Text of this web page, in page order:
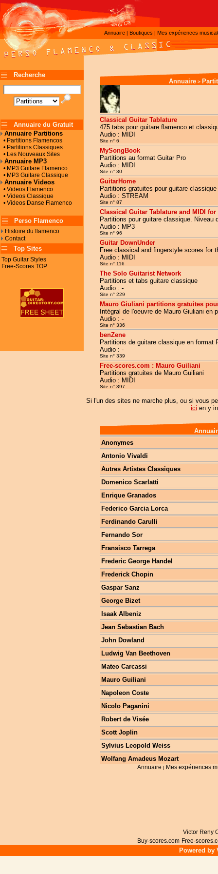
Annuaire | Boutiques | Mes expériences
Recherche
Annuaire du Gratuit
Annuaire Partitions
• Partitions Flamencos
• Partitions Classiques
• Les Nouveaux Sites
Annuaire MP3
• MP3 Guitare Flamenco
• MP3 Guitare Classique
Annuaire Videos
• Videos Flamenco
• Videos Classique
• Videos Danse Flamenco
Perso Flamenco
Histoire du flamenco
Contact
Top Sites
Top Guitar Styles
Free-Scores TOP
Annuaire>
Classical Guitar Tablature
475 tabs pour guitare flamenco et
Audio : MIDI
Site n° 6
MySongBook
Partitions au format Guitar Pro
Audio : MIDI
Site n° 30
GuitarHome
Partitions gratuites pour guitare
Audio : STREAM
Site n° 87
Classical Guitar Tablature and MIDI
Partitions pour guitare classique. Niveau
Audio : MP3
Site n° 96
Guitar DownUnder
Free classical and fingerstyle scores for
Audio : MIDI
Site n° 116
The Solo Guitarist Network
Partitions et tabs guitare classique
Audio : -
Site n° 229
Mauro Giuliani partitions gratuites
Intégral de l'oeuvre de Mauro Giuliani
Audio : -
Site n° 336
benZene
Partitions de guitare classique en
Audio : -
Site n° 339
Free-scores.com : Mauro Guiliani
Partitions gratuites de Mauro Guiliani
Audio : MIDI
Site n° 397
Si l'un des sites ne marche plus, ou si vous
ici en y
Anonymes
Antonio Vivaldi
Autres Artistes Classiques
Domenico Scarlatti
Enrique Granados
Federico Garcia Lorca
Ferdinando Carulli
Fernando Sor
Fransisco Tarrega
Frederic George Handel
Frederick Chopin
Gaspar Sanz
George Bizet
Isaak Albeniz
Jean Sebastian Bach
John Dowland
Ludwig Van Beethoven
Mateo Carcassi
Mauro Guiliani
Napoleon Coste
Nicolo Paganini
Robert de Visée
Scott Joplin
Sylvius Leopold Weiss
Wolfang Amadeus Mozart
Annuaire | Mes expériences
Victor Reny
Buy-scores.com Free-
Powered by